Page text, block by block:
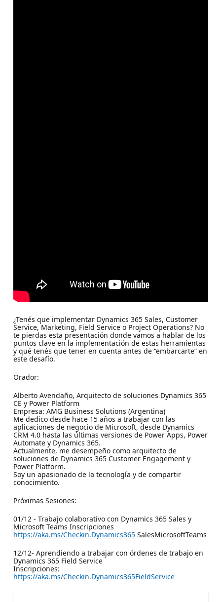
¿Tenés que implementar Dynamics 365 Sales, Customer
Service, Marketing, Field Service o Project Operations? No
te pierdas esta presentación donde vamos a hablar de los
puntos clave en la implementación de estas herramientas
y qué tenés que tener en cuenta antes de “embarcarte” en
este desafío.
Orador:
Alberto Avendaño, Arquitecto de soluciones Dynamics 365
CE y Power Platform
Empresa: AMG Business Solutions (Argentina)
Me dedico desde hace 15 años a trabajar con las
aplicaciones de negocio de Microsoft, desde Dynamics
CRM 4.0 hasta las últimas versiones de Power Apps, Power
Automate y Dynamics 365.
Actualmente, me desempeño como arquitecto de
soluciones de Dynamics 365 Customer Engagement y
Power Platform.
Soy un apasionado de la tecnología y de compartir
conocimiento.
Próximas Sesiones:
01/12 - Trabajo colaborativo con Dynamics 365 Sales y
Microsoft Teams Inscripciones
https://aka.ms/Checkin.Dynamics365SalesMicrosoftTeams
12/12- Aprendiendo a trabajar con órdenes de trabajo en
Dynamics 365 Field Service
Inscripciones:
https://aka.ms/Checkin.Dynamics365FieldService